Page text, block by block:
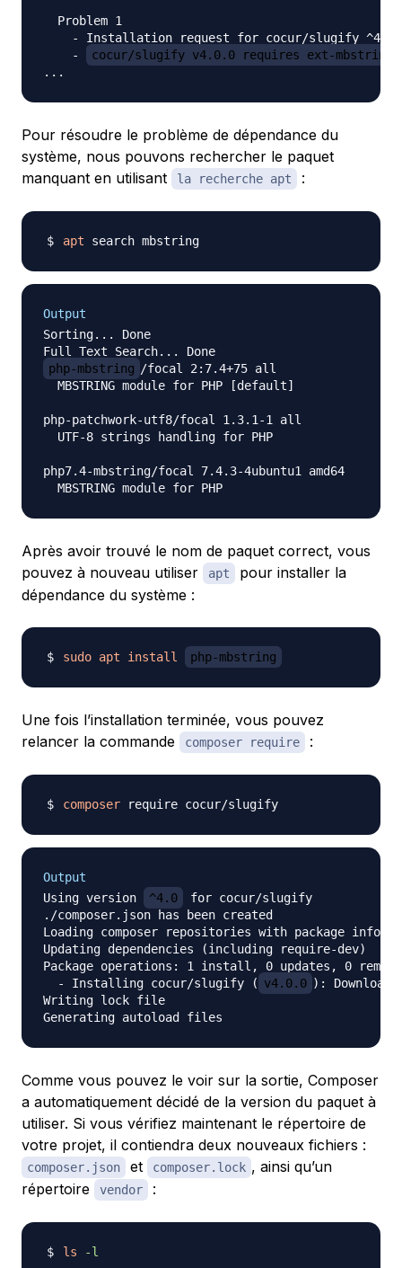
  Problem 1
- Installation request for cocur/slugify
    -
cocur/slugify v4.0.0 requires ext-mbstring
Pour résoudre le problème de dépendance du
système, nous pouvons rechercher le paquet
manquant en utilisant
la recherche apt :
apt
Output
Sorting... Done
php-mbstring /focal 2:7.4+75 all
  MBSTRING module for PHP [default]
php-patchwork-utf8/focal 1.3.1-1 all
  UTF-8 strings handling for PHP
php7.4-mbstring/focal 7.4.3-4ubuntu1 amd64
Après avoir trouvé le nom de paquet correct, vous
pouvez à nouveau utiliser
apt
pour installer la
dépendance du système :
sudo apt install php-mbstring
Une fois l’installation terminée, vous pouvez
relancer la commande
composer require :
composer
Output
Using version
^4.0
for cocur/slugify
./composer.json has been created
Loading composer repositories with package
Updating dependencies (including require-dev)
Package operations: 1 install, 0 updates, 0
  - Installing cocur/slugify (
v4.0.0 ):
Writing lock file
Comme vous pouvez le voir sur la sortie, Composer
a automatiquement décidé de la version du paquet à
utiliser. Si vous vérifiez maintenant le répertoire de
votre projet, il contiendra deux nouveaux fichiers :
composer.json et composer.lock , ainsi qu’un
répertoire
vendor :
ls -l